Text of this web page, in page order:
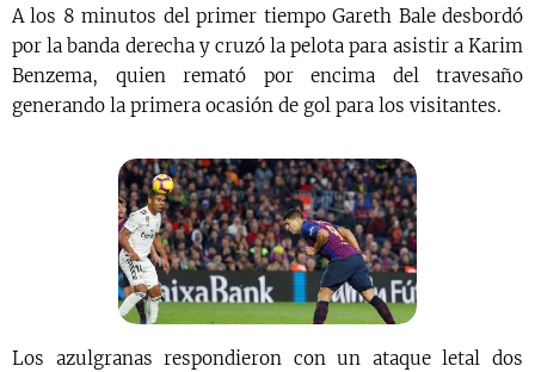
A los 8 minutos del primer tiempo Gareth Bale desbordó
por la banda derecha y cruzó la pelota para asistir a Karim
Benzema, quien remató por encima del travesaño
generando la primera ocasión de gol para los visitantes.
Los azulgranas respondieron con un ataque letal dos